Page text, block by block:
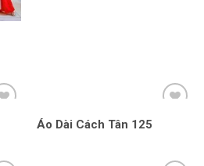
Áo Dài Cách Tân 125